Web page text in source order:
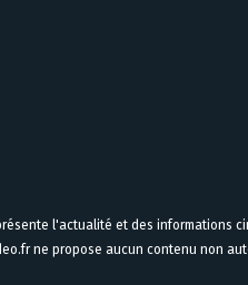
l'actualité et des informations
ne propose aucun contenu non